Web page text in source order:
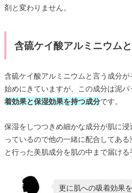
剤と変わりません。
含硫ケイ酸アルミニウム
含硫ケイ酸アルミニウムと言う成分
始めにきていますが、この成分は泥
着効果と保湿効果を持つ成分です。
保湿をしつつきめ細かな成分が肌に
っているので他の一緒に配合してあ
と行った美肌成分を肌の中まで届ける
更に肌への吸着効果